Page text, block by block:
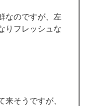
なのですが、左
りフレッシュな
来そうですが、